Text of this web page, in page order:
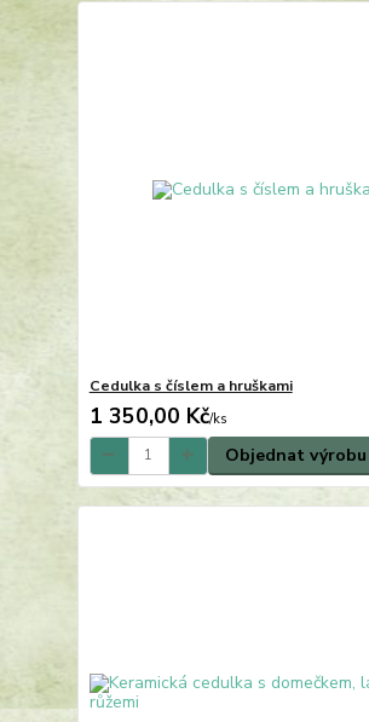
Cedulka s číslem a hruškami
1 350,00 Kč/ks
Objednat výrobu